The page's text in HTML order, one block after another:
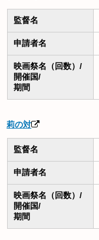
監督名
申請者名
映画祭名（回数）/
開催国/
期間
莉の対
監督名
申請者名
映画祭名（回数）/
開催国/
期間